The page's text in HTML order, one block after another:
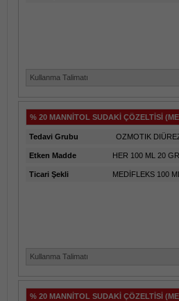
Kullanma Talimatı
% 20 MANNİTOL SUDAKİ ÇÖZELTİSİ
Tedavi Grubu OZMOTIK
Etken Madde HER 100 ML 20
Ticari Şekli MEDİFLEKS 100 ML
Kullanma Talimatı
% 20 MANNİTOL SUDAKİ ÇÖZELTİSİ